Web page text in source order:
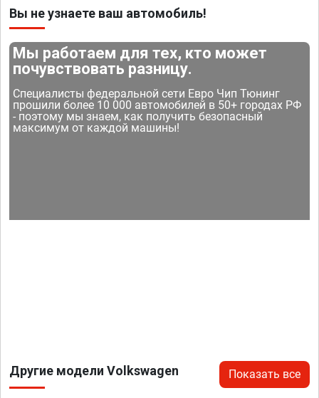
Вы не узнаете ваш автомобиль!
Мы работаем для тех, кто может
почувствовать разницу.
Специалисты федеральной сети Евро Чип Тюнинг
прошили более 10 000 автомобилей в 50+ городах РФ
- поэтому мы знаем, как получить безопасный
максимум от каждой машины!
Другие модели Volkswagen Показать все